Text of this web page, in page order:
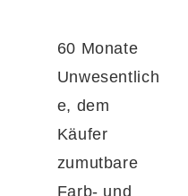
60 Monate
Unwesentlich
e, dem
Käufer
zumutbare
Farb- und